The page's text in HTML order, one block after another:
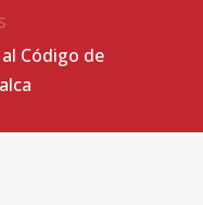
Código de